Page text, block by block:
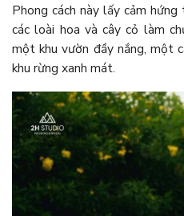
Phong cách này lấy cảm
các loài hoa và cây cỏ làm
một khu vườn đầy nắng, một
khu rừng xanh mát.